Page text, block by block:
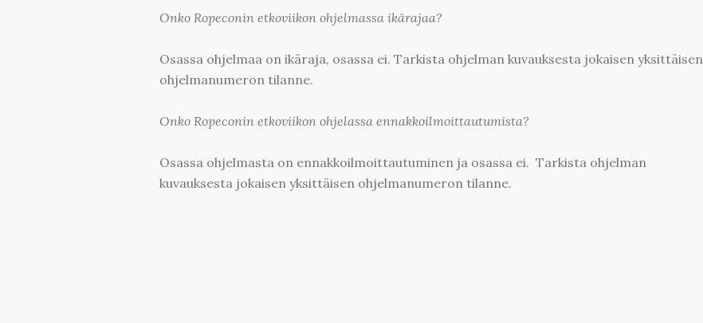
Onko Ropeconin etkoviikon ohjelmassa ikärajaa?
Osassa ohjelmaa on ikäraja, osassa ei. Tarkista ohjelman kuvauksesta jokaisen yksittäisen
ohjelmanumeron tilanne.
Onko Ropeconin etkoviikon ohjelassa ennakkoilmoittautumista?
Osassa ohjelmasta on ennakkoilmoittautuminen ja osassa ei. Tarkista ohjelman
kuvauksesta jokaisen yksittäisen ohjelmanumeron tilanne.